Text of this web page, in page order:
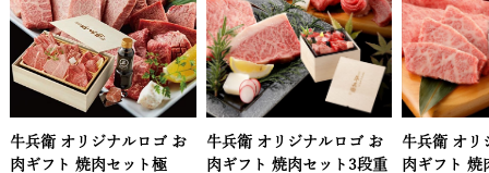
で、ご安心ください。欲しい商品が決まったら、オンラインで簡単
申し込み。カタログギフトなので、お相手の方のご都合を気にせず
お贈りいただけます。
【選べるお肉】
各コース、下記から１点お選びいただけます
ロゴ お
ト極
牛兵衛 オリジナルロゴ お
肉ギフト 焼肉セット3段重
牛兵衛 オリジナルロゴ お
肉ギフト 焼肉セット2段重